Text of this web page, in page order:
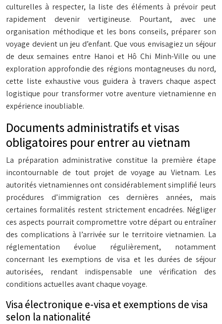
culturelles à respecter, la liste des éléments à prévoir peut
rapidement devenir vertigineuse. Pourtant, avec une
organisation méthodique et les bons conseils, préparer son
voyage devient un jeu d’enfant. Que vous envisagiez un séjour
de deux semaines entre Hanoi et Hô Chi Minh-Ville ou une
exploration approfondie des régions montagneuses du nord,
cette liste exhaustive vous guidera à travers chaque aspect
logistique pour transformer votre aventure vietnamienne en
expérience inoubliable.
Documents administratifs et visas
obligatoires pour entrer au vietnam
La préparation administrative constitue la première étape
incontournable de tout projet de voyage au Vietnam. Les
autorités vietnamiennes ont considérablement simplifié leurs
procédures d’immigration ces dernières années, mais
certaines formalités restent strictement encadrées. Négliger
ces aspects pourrait compromettre votre départ ou entraîner
des complications à l’arrivée sur le territoire vietnamien. La
réglementation évolue régulièrement, notamment
concernant les exemptions de visa et les durées de séjour
autorisées, rendant indispensable une vérification des
conditions actuelles avant chaque voyage.
Visa électronique e-visa et exemptions de visa
selon la nationalité